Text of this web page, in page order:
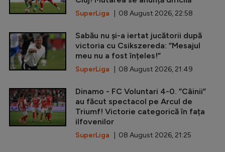
SuperLiga | 08 August 2026, 22:58
Sabău nu și-a iertat jucătorii după
victoria cu Csikszereda: ”Mesajul
meu nu a fost înțeles!”
SuperLiga | 08 August 2026, 21:49
Dinamo - FC Voluntari 4-0. ”Câinii”
au făcut spectacol pe Arcul de
Triumf! Victorie categorică în fața
ilfovenilor
SuperLiga | 08 August 2026, 21:25